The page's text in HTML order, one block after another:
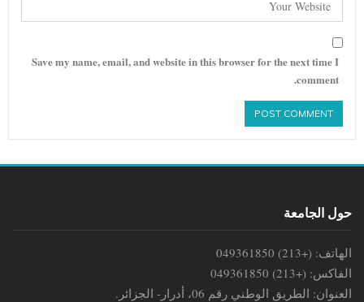
Save my name, email, and website in this browser for the next time I
comment.
حول الجامعة
الهاتف: (+213) 049361850
الفاكس: (+213) 049361850
العنوان: الطريق الوطني رقم 06، أدرار- الجزائر.